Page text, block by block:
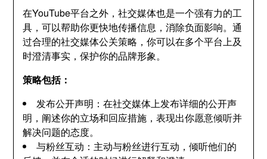
在YouTube平台之外，社交媒体也是一个强有力的工
具，可以帮助你更快地传播信息，消除负面影响。通
过合理的社交媒体公关策略，你可以在多个平台上及
时澄清事实，保护你的品牌形象。
策略包括：
发布公开声明：在社交媒体上发布详细的公开声
明，阐述你的立场和回应措施，表现出你愿意倾听并
解决问题的态度。
与粉丝互动：主动与粉丝进行互动，倾听他们的